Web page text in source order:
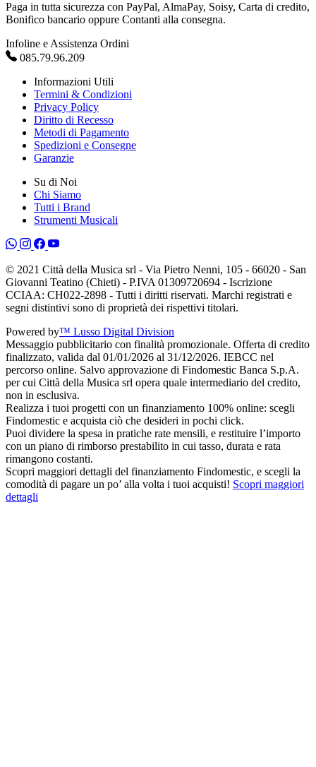
Paga in tutta sicurezza con PayPal, AlmaPay, Soisy, Carta di credito,
Bonifico bancario oppure Contanti alla consegna.
Infoline e Assistenza Ordini
085.79.96.209
Informazioni Utili
Termini & Condizioni
Privacy Policy
Diritto di Recesso
Metodi di Pagamento
Spedizioni e Consegne
Garanzie
Su di Noi
Chi Siamo
Tutti i Brand
Strumenti Musicali
© 2021 Città della Musica srl - Via Pietro Nenni, 105 - 66020 - San
Giovanni Teatino (Chieti) - P.IVA 01309720694 - Iscrizione
CCIAA: CH022-2898 - Tutti i diritti riservati. Marchi registrati e
segni distintivi sono di proprietà dei rispettivi titolari.
Powered by™ Lusso Digital Division
Messaggio pubblicitario con finalità promozionale. Offerta di credito
finalizzato, valida dal 01/01/2026 al 31/12/2026. IEBCC nel
percorso online. Salvo approvazione di Findomestic Banca S.p.A.
per cui Città della Musica srl opera quale intermediario del credito,
non in esclusiva.
Realizza i tuoi progetti con un finanziamento 100% online: scegli
Findomestic e acquista ciò che desideri in pochi click.
Puoi dividere la spesa in pratiche rate mensili, e restituire l’importo
con un piano di rimborso prestabilito in cui tasso, durata e rata
rimangono costanti.
Scopri maggiori dettagli del finanziamento Findomestic, e scegli la
comodità di pagare un po’ alla volta i tuoi acquisti! Scopri maggiori
dettagli